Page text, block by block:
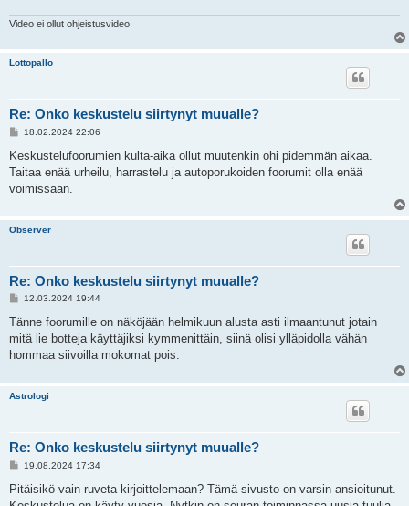
Video ei ollut ohjeistusvideo.
Lottopallo
Re: Onko keskustelu siirtynyt muualle?
V
e
t
i
18.02.2024 22:06
Keskustelufoorumien kulta-aika ollut muutenkin ohi pidemmän aikaa.
Taitaa enää urheilu, harrastelu ja autoporukoiden foorumit olla enää
voimissaan.
Observer
Re: Onko keskustelu siirtynyt muualle?
V
e
t
i
12.03.2024 19:44
Tänne foorumille on näköjään helmikuun alusta asti ilmaantunut jotain
mitä lie botteja käyttäjiksi kymmenittäin, siinä olisi ylläpidolla vähän
hommaa siivoilla mokomat pois.
Astrologi
Re: Onko keskustelu siirtynyt muualle?
V
e
19.08.2024 17:34
Pitäisikö vain ruveta kirjoittelemaan? Tämä sivusto on varsin ansioitunut.